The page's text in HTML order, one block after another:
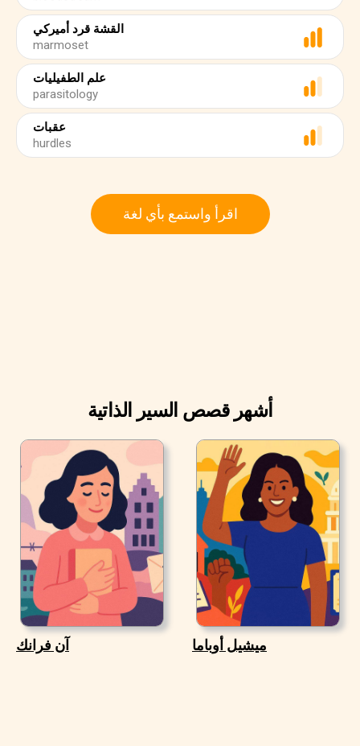
القشة قرد أميركي
marmoset
علم الطفيليات
parasitology
عقبات
hurdles
اقرأ واستمع بأي لغة
أشهر قصص السير الذاتية
آن فرانك ميشيل أوباما